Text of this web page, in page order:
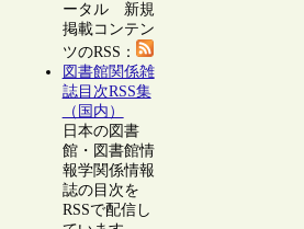
ータル 新規
掲載コンテン
ツのRSS：
図書館関係雑
誌目次RSS集
（国内）
日本の図書
館・図書館情
報学関係情報
誌の目次を
RSSで配信し